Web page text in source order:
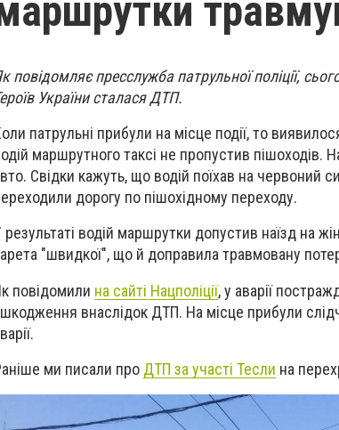
повідомляє пресслужба патрульної поліції,
України сталася ДТП.
патрульні прибули на місце події, то
маршрутного таксі не пропустив пішоходів.
Свідки кажуть, що водій поїхав на червоний
дорогу по пішохідному переходу.
результаті водій маршрутки допустив наїзд на
"швидкої", що й доправила травмовану
повідомили на сайті Нацполіції, у аварії
внаслідок ДТП. На місце прибули
ми писали про ДТП за участі Тесли на